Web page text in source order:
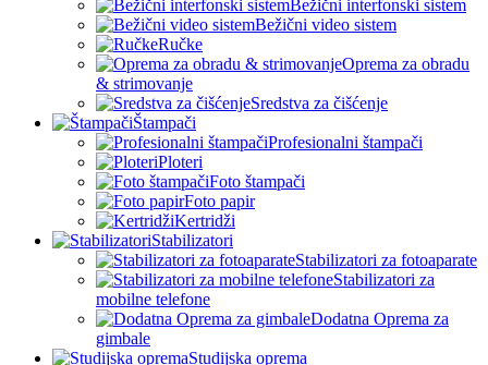
Bežični interfonski sistem
Bežični video sistem
Ručke
Oprema za obradu
& strimovanje
Sredstva za čišćenje
Štampači
Profesionalni štampači
Ploteri
Foto štampači
Foto papir
Kertridži
Stabilizatori
Stabilizatori za fotoaparate
Stabilizatori za
mobilne telefone
Dodatna Oprema za
gimbale
Studijska oprema